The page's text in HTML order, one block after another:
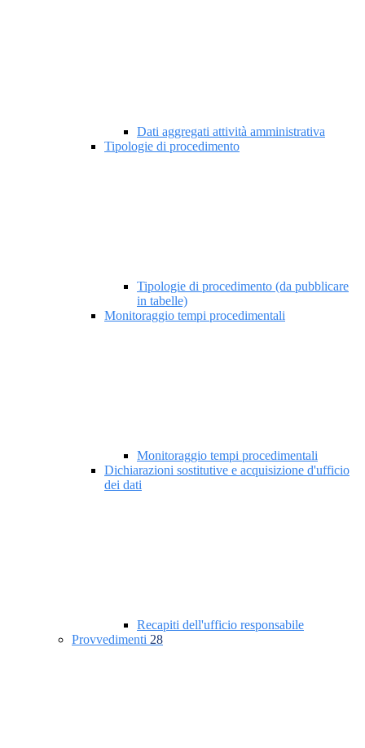
Dati aggregati attività amministrativa
Tipologie di procedimento
Tipologie di procedimento (da pubblicare
in tabelle)
Monitoraggio tempi procedimentali
Monitoraggio tempi procedimentali
Dichiarazioni sostitutive e acquisizione d'ufficio
dei dati
Recapiti dell'ufficio responsabile
Provvedimenti 28